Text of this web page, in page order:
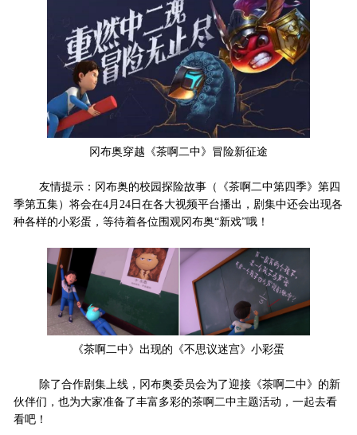
冈布奥穿越《茶啊二中》冒险新征途
友情提示：冈布奥的校园探险故事（《茶啊二中第四季》第四
季第五集）将会在4月24日在各大视频平台播出，剧集中还会出现各
种各样的小彩蛋，等待着各位围观冈布奥“新戏”哦！
《茶啊二中》出现的《不思议迷宫》小彩蛋
除了合作剧集上线， 冈布奥委员会为了迎接《茶啊二中》的新
伙伴们，也为大家准备了丰富多彩的茶啊二中主题活动，一起去看
看吧！